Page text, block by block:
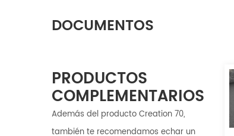
DOCUMENTOS
PRODUCTOS
COMPLEMENTARIOS
Además del producto Creation 70,
también te recomendamos echar un